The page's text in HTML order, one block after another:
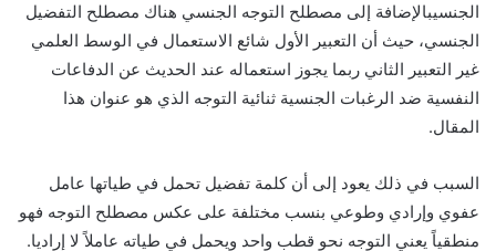
الجنسيبالإضافة إلى مصطلح التوجه الجنسي هناك مصطلح التفضيل
الجنسي، حيث أن التعبير الأول شائع الاستعمال في الوسط العلمي
غير التعبير الثاني ربما يجوز استعماله عند الحديث عن الدفاعات
النفسية ضد الرغبات الجنسية ثنائية التوجه الذي هو عنوان هذا
المقال.
السبب في ذلك يعود إلى أن كلمة تفضيل تحمل في طياتها عامل
عفوي وإرادي وطوعي بنسب مختلفة على عكس مصطلح التوجه فهو
منطقياً يعني التوجه نحو قطب واحد ويحمل في طياته عاملاً لا إراديا.